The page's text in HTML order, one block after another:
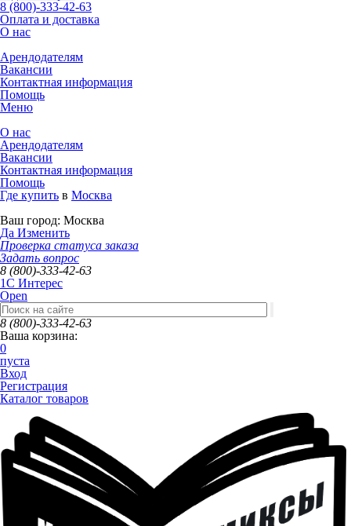
8 (800)-333-42-63
Оплата и доставка
О нас
Арендодателям
Вакансии
Контактная информация
Помощь
Меню
О нас
Арендодателям
Вакансии
Контактная информация
Помощь
Где купить в Москва
Ваш город: Москва
Да Изменить
Проверка статуса заказа
Задать вопрос
8 (800)-333-42-63
1C Интерес
Open
8 (800)-333-42-63
Ваша корзина:
0
пуста
Вход
Регистрация
Каталог товаров